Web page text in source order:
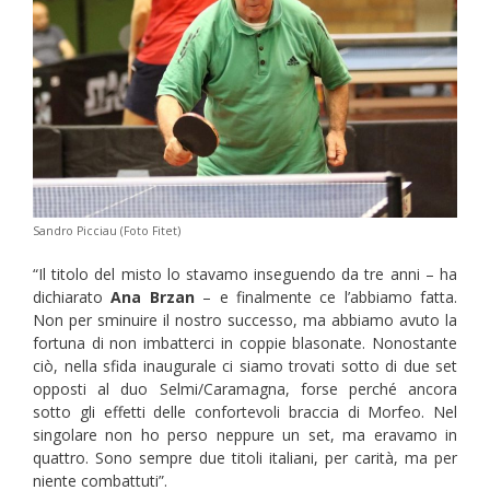
Sandro Picciau (Foto Fitet)
“Il titolo del misto lo stavamo inseguendo da tre anni – ha
dichiaratoAna Brzan– e finalmente ce l’abbiamo fatta.
Non per sminuire il nostro successo, ma abbiamo avuto la
fortuna di non imbatterci in coppie blasonate. Nonostante
ciò, nella sfida inaugurale ci siamo trovati sotto di due set
opposti al duo Selmi/Caramagna, forse perché ancora
sotto gli effetti delle confortevoli braccia di Morfeo. Nel
singolare non ho perso neppure un set, ma eravamo in
quattro. Sono sempre due titoli italiani, per carità, ma per
niente combattuti”.